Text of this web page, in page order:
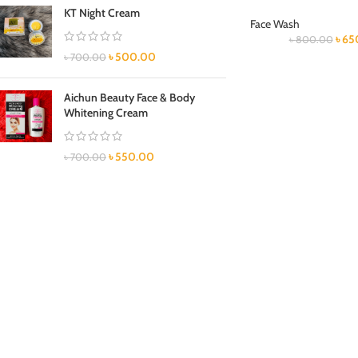
KT Night Cream
৳700.00 ৳500.00
Aichun Beauty Face & Body
Whitening Cream
৳700.00 ৳550.00
Face Wash
৳800.00 ৳